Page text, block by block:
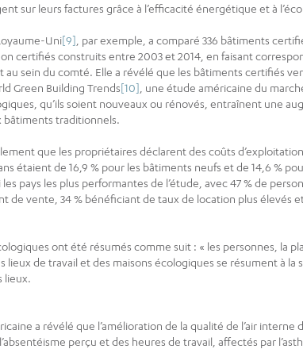
sur leurs factures grâce à l’efficacité énergétique et à
Uni[9] , par exemple, a comparé 336 bâtiments
certifiés construits entre 2003 et 2014, en faisant
sein du comté. Elle a révélé que les bâtiments certifiés
Green Building Trends[10] , une étude américaine du
qu’ils soient nouveaux ou rénovés, entraînent une
bâtiments traditionnels.
que les propriétaires déclarent des coûts
étaient de 16,9 % pour les bâtiments neufs et de 14,6 %
pays les plus performantes de l’étude, avec 47 % de
de vente, 34 % bénéficiant de taux de location plus élevés
ont été résumés comme suit : « les personnes, la
lieux de travail et des maisons écologiques se résument à
lieux.
a révélé que l’amélioration de la qualité de l’air interne
perçu et des heures de travail, affectés par